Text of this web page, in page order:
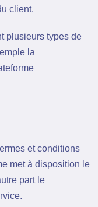
client.
plusieurs types de
la
et conditions
met à disposition le
part le